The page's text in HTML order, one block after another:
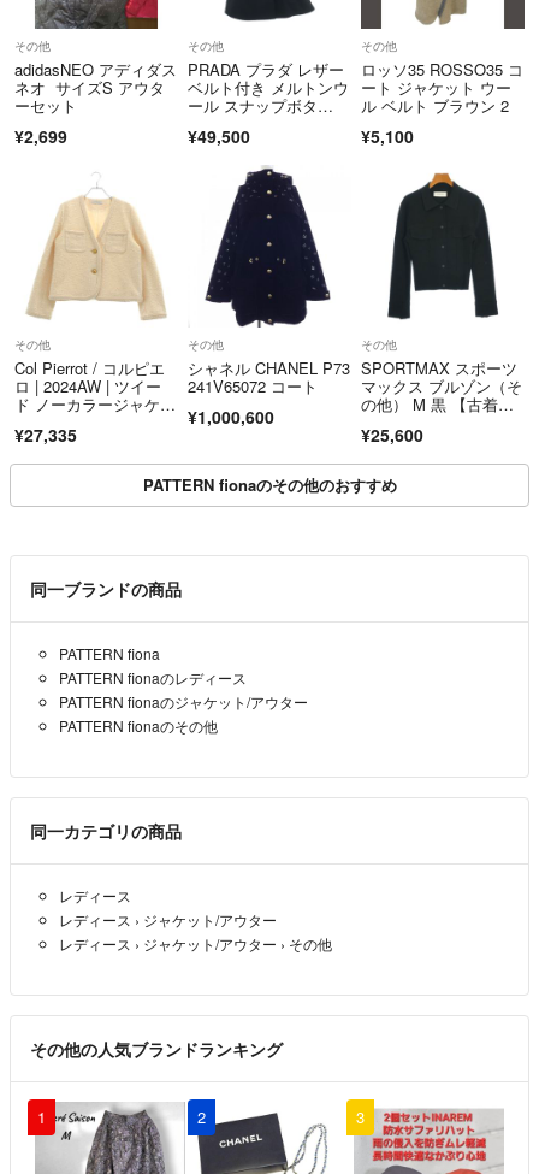
その他
adidasNEO アディダス
ネオ サイズS アウタ
ーセット
¥2,699
その他
PRADA プラダ レザー
ベルト付き メルトンウ
ール スナップボタ
コート ブラック レデ
¥49,500
その他
ロッソ35 ROSSO35 コ
ート ジャケット ウー
ル ベルト ブラウン 2
¥5,100
その他
Col Pierrot / コルピエ
ロ | 2024AW | ツイー
ド ノーカラージャケッ
ディース
¥27,335
その他
シャネル CHANEL P73
241V65072 コート
¥1,000,600
その他
SPORTMAX スポーツ
マックス ブルゾン（そ
の他） M 黒 【古着】
¥25,600
PATTERN fionaのその他のおすすめ
同一ブランドの商品
PATTERN fiona
PATTERN fionaのレディース
PATTERN fionaのジャケット/アウター
PATTERN fionaのその他
同一カテゴリの商品
レディース
レディース › ジャケット/アウター
レディース › ジャケット/アウター › その他
その他の人気ブランドランキング
1 2 3